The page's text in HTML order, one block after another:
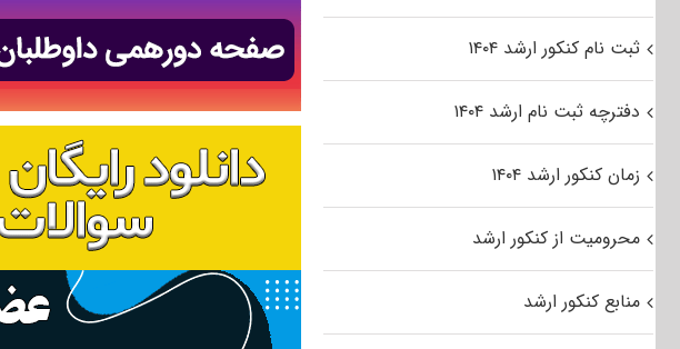
ثبت نام کنکور ارشد ۱۴۰۴
دفترچه ثبت نام ارشد ۱۴۰۴
زمان کنکور ارشد ۱۴۰۴
محرومیت از کنکور ارشد
منابع کنکور ارشد